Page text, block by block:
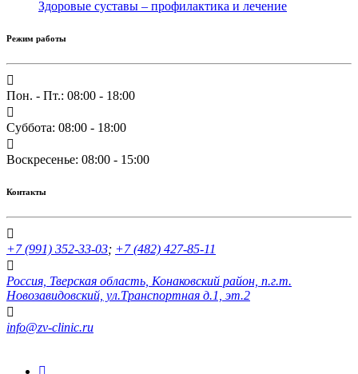
Здоровые суставы – профилактика и лечение
Режим работы
Пон. - Пт.: 08:00 - 18:00
Суббота: 08:00 - 18:00
Воскресенье: 08:00 - 15:00
Контакты
+7 (991) 352-33-03; +7 (482) 427-85-11
Россия, Тверская область, Конаковский район, п.г.т.
Новозавидовский, ул.Транспортная д.1, эт.2
info@zv-clinic.ru